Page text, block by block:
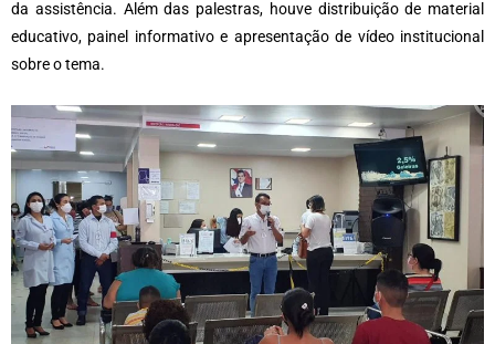
da assistência. Além das palestras, houve distribuição de material
educativo, painel informativo e apresentação de vídeo institucional
sobre o tema.